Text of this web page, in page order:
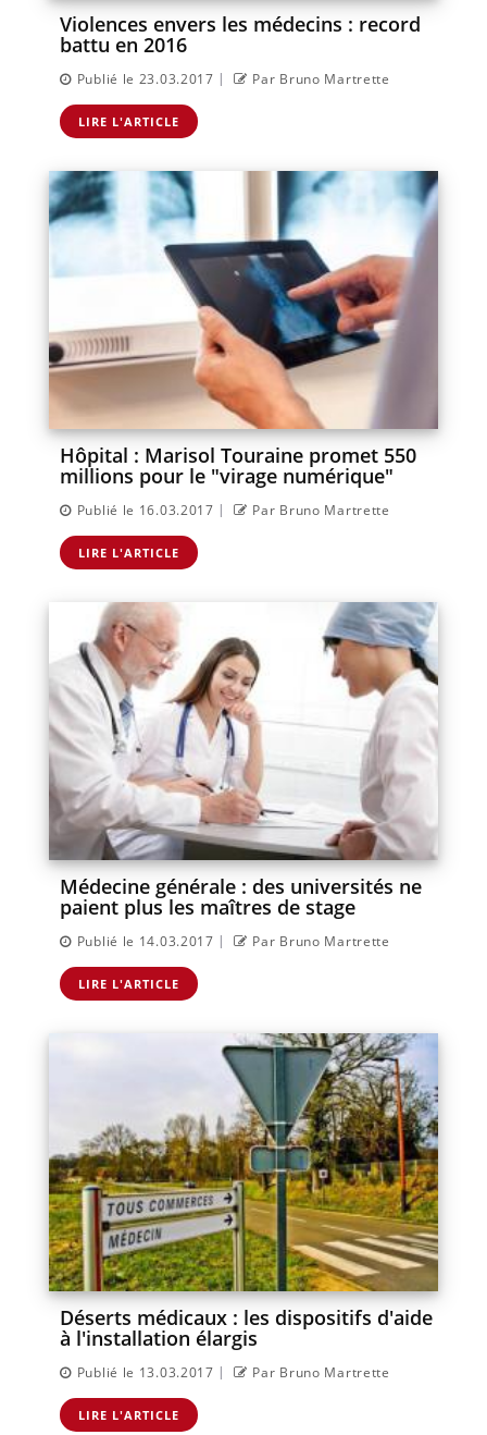
Violences envers les médecins : record
battu en 2016
Publié le 23.03.2017 | Par Bruno Martrette
LIRE L'ARTICLE
Hôpital : Marisol Touraine promet 550
millions pour le "virage numérique"
Publié le 16.03.2017 | Par Bruno Martrette
LIRE L'ARTICLE
Médecine générale : des universités ne
paient plus les maîtres de stage
Publié le 14.03.2017 | Par Bruno Martrette
LIRE L'ARTICLE
Déserts médicaux : les dispositifs d'aide
à l'installation élargis
Publié le 13.03.2017 | Par Bruno Martrette
LIRE L'ARTICLE